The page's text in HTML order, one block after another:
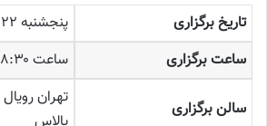
تاریخ برگزاری
پنجشنبه ۲۲ اسفند ۱۳۹۸
ساعت برگزاری
ساعت ۱۸:۳۰ و ۲۲:۱۵
سالن برگزاری
تهران
پالاس